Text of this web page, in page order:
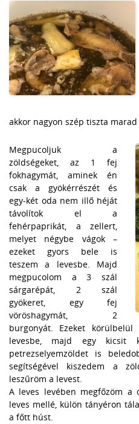
akkor nagyon szép tiszta marad
Megpucoljuk a
zöldségeket, az 1 fej
fokhagymát, aminek én
csak a gyökérrészét és
egy-két oda nem illő héját
távolítok el a
fehérpaprikát, a zellert,
melyet négybe vágok –
ezeket gyors bele is
teszem a levesbe. Majd
megpucolom a 3 szál
sárgarépát, 2 szál
gyökeret, egy fej
vöröshagymát, 2
burgonyát. Ezeket
levesbe, majd egy kicsit
petrezselyemzöldet is
segítségével kiszedem a
leszűröm a levest.
A leves levében megfőzöm a
leves mellé, külön tányéron
a főtt húst.